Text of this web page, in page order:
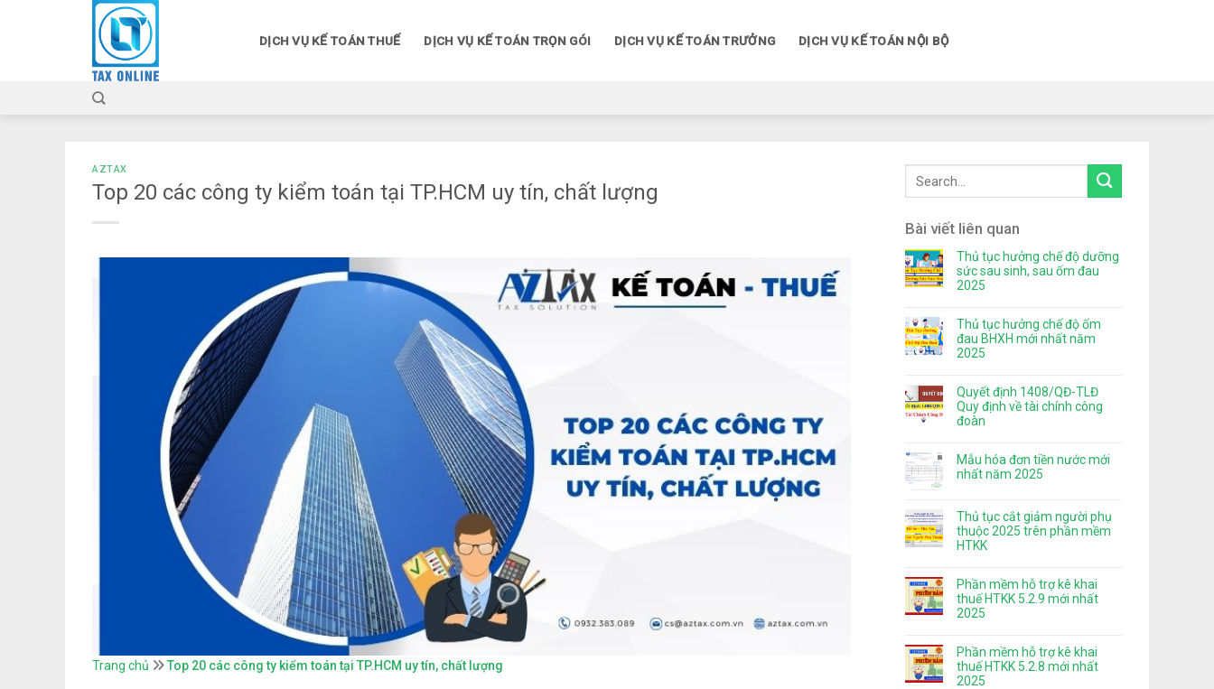
DỊCH VỤ KẾ TOÁN THUẾ DỊCH VỤ KẾ TOÁN TRỌN GÓI DỊCH VỤ KẾ TOÁN TRƯỞNG DỊCH VỤ KẾ TOÁN NỘI BỘ
AZTAX
Top 20 các công ty kiểm toán tại TP.HCM uy tín, chất lượng
Trang chủ Top 20 các công ty kiểm toán tại TP.HCM uy tín, chất lượng
Bài viết liên quan
Thủ tục hưởng chế độ dưỡng
sức sau sinh, sau ốm đau
2025
Thủ tục hưởng chế độ ốm
đau BHXH mới nhất năm
2025
Quyết định 1408/QĐ-TLĐ
Quy định về tài chính công
đoàn
Mẫu hóa đơn tiền nước mới
nhất năm 2025
Thủ tục cắt giảm người phụ
thuộc 2025 trên phần mềm
HTKK
Phần mềm hỗ trợ kê khai
thuế HTKK 5.2.9 mới nhất
2025
Phần mềm hỗ trợ kê khai
thuế HTKK 5.2.8 mới nhất
2025